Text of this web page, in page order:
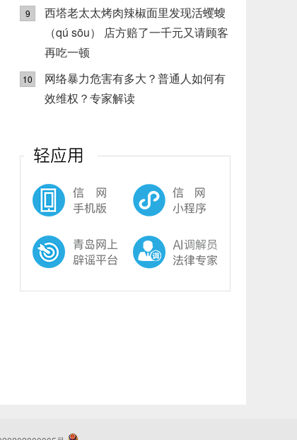
9
西塔老太太烤肉辣椒面里发现活蠼螋
（qú sōu） 店方赔了一千元又请顾客
再吃一顿
10
网络暴力危害有多大？普通人如何有
效维权？专家解读